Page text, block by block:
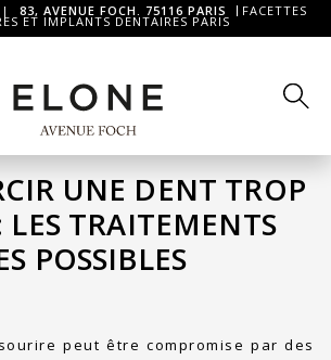
| 83, AVENUE FOCH. 75116 PARIS FACETTES
ET IMPLANTS DENTAIRES PARIS
UNE DENT TROP
TRAITEMENTS
POSSIBLES
sourire peut être compromise par des